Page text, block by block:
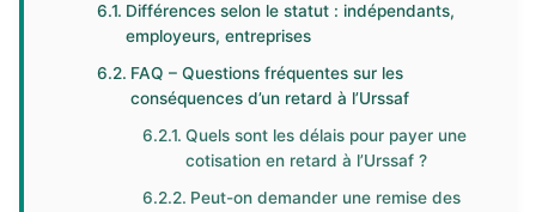
Différences selon le statut : indépendants,
employeurs, entreprises
FAQ – Questions fréquentes sur les
conséquences d’un retard à l’Urssaf
Quels sont les délais pour payer une
cotisation en retard à l’Urssaf ?
Peut-on demander une remise des